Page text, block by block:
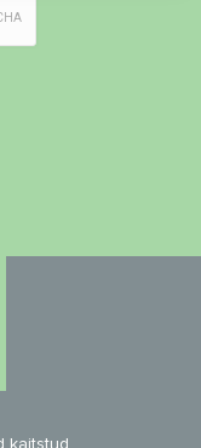
kaitstud